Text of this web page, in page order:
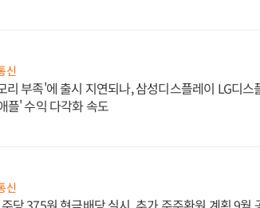
신
리 부족'에 출시 지연되나, 삼성디스플레이 LG디스
플' 수익 다각화 속도
신